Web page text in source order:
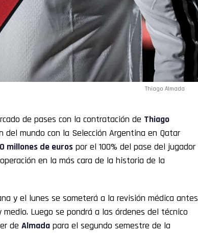
Thiago Almada
de pases con la contratación de Thiago
del mundo con la Selección Argentina en Qatar
millones de euros por el 100% del pase del jugador
en la más cara de la historia de la
y el lunes se someterá a la revisión médica antes
Luego se pondrá a las órdenes del técnico
de Almada para el segundo semestre de la